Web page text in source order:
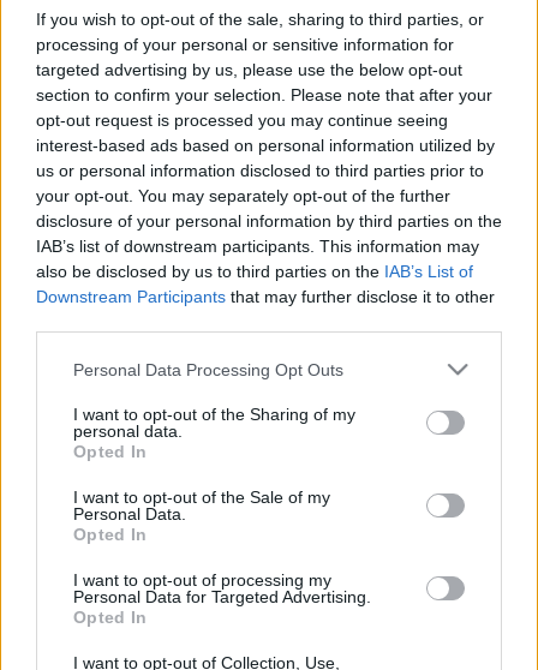
If you wish to opt-out of the sale, sharing to third parties, or
processing of your personal or sensitive information for
targeted advertising by us, please use the below opt-out
section to confirm your selection. Please note that after your
opt-out request is processed you may continue seeing
interest-based ads based on personal information utilized by
us or personal information disclosed to third parties prior to
your opt-out. You may separately opt-out of the further
disclosure of your personal information by third parties on the
IAB’s list of downstream participants. This information may
also be disclosed by us to third parties on the IAB’s List of
Downstream Participants that may further disclose it to other
Please note that this website/app uses one or more Google
not limited to your visit or usage behaviour. You may click to
grant or deny consent to Google and its third-party tags to
use your data for below specified purposes in below Google
consent section.
Personal Data Processing Opt Outs
I want to opt-out of the Sharing of my
personal data.
Opted In
I want to opt-out of the Sale of my
Personal Data.
Opted In
I want to opt-out of processing my
Personal Data for Targeted Advertising.
Opted In
I want to opt-out of Collection, Use,
A választók – és a Fidesz-kormány –
felelőssége, ha működésképtelen
lesz a fővárosi közgyűlés?
Magyar Ügyvéd•2024. június 28.
következménye a fővárosi önkormányzati
választásnak. Karácsony Gergely 41 vokssal nyert